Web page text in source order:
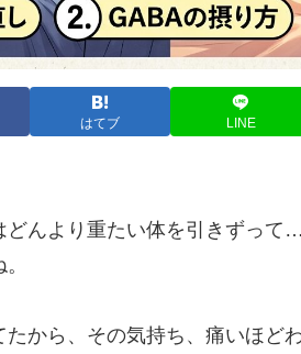
はてブ LINE
んより重たい体を引きずって
から、その気持ち、痛いほどわ